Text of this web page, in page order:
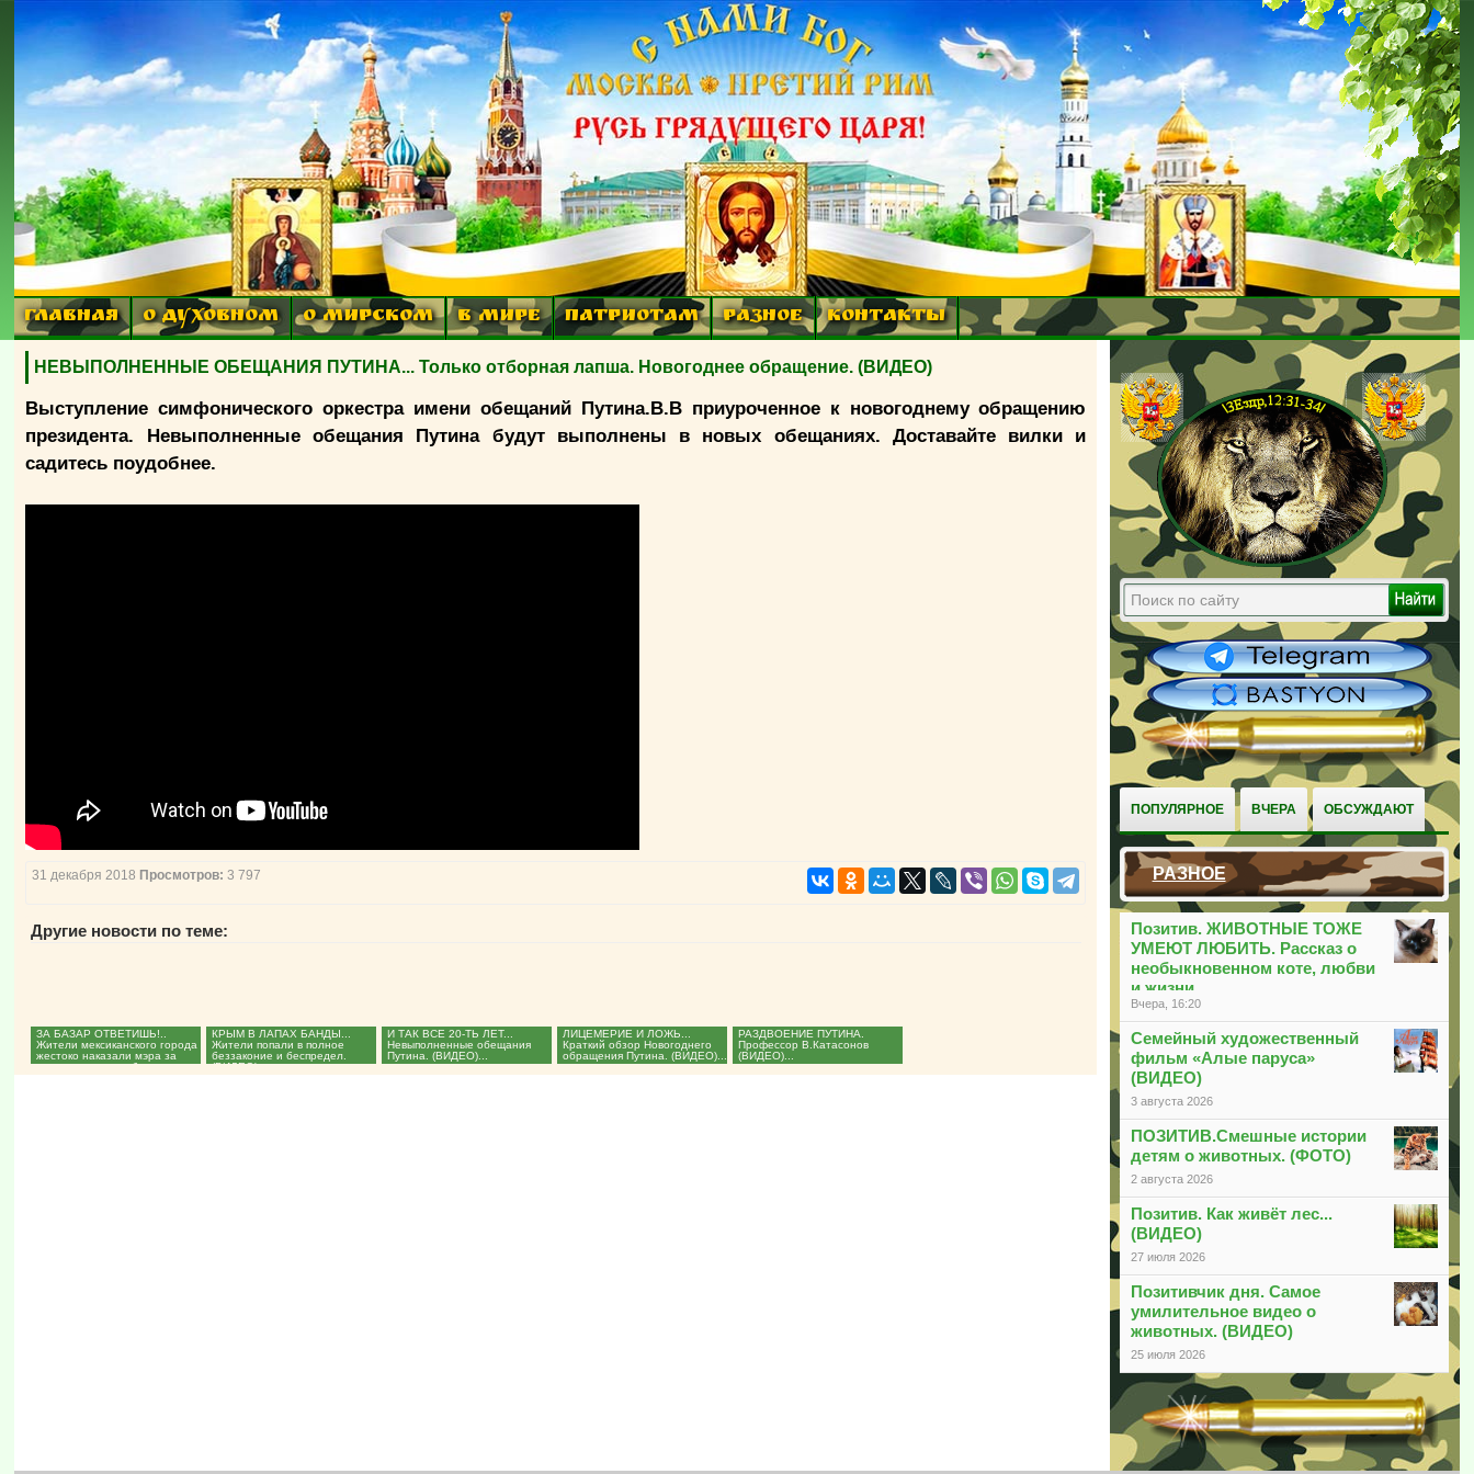
ГЛАВНАЯ О ДУХОВНОМ О МИРСКОМ В МИРЕ ПАТРИОТАМ РАЗНОЕ КОНТАКТЫ
ПОПУЛЯРНОЕ ВЧЕРА ОБСУЖДАЮТ
РАЗНОЕ
Позитив. ЖИВОТНЫЕ ТОЖЕ
УМЕЮТ ЛЮБИТЬ. Рассказ о
необыкновенном коте, любви
и жизни
Вчера, 16:20
Семейный художественный
фильм «Алые паруса»
(ВИДЕО)
3 августа 2026
ПОЗИТИВ.Смешные истории
детям о животных. (ФОТО)
2 августа 2026
Позитив. Как живёт лес...
(ВИДЕО)
27 июля 2026
Позитивчик дня. Самое
умилительное видео о
животных. (ВИДЕО)
25 июля 2026
НЕВЫПОЛНЕННЫЕ ОБЕЩАНИЯ ПУТИНА... Только отборная лапша. Новогоднее обращение. (ВИДЕО)
Выступление симфонического оркестра имени обещаний Путина.В.В приуроченное к новогоднему обращению
президента. Невыполненные обещания Путина будут выполнены в новых обещаниях. Доставайте вилки и
садитесь поудобнее.
31 декабря 2018 Просмотров: 3 797
Другие новости по теме:
ЗА БАЗАР ОТВЕТИШЬ!..
Жители мексиканского города
жестоко наказали мэра за
невыполненные обещания....
КРЫМ В ЛАПАХ БАНДЫ...
Жители попали в полное
беззаконие и беспредел.
(ВИДЕО)...
И ТАК ВСЕ 20-ТЬ ЛЕТ...
Невыполненные обещания
Путина. (ВИДЕО)...
ЛИЦЕМЕРИЕ И ЛОЖЬ...
Краткий обзор Новогоднего
обращения Путина. (ВИДЕО)...
РАЗДВОЕНИЕ ПУТИНА.
Профессор В.Катасонов
(ВИДЕО)...